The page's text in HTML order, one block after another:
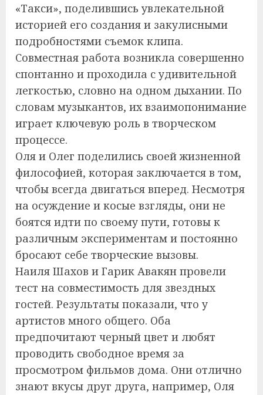
«Такси», поделившись увлекательной
историей его создания и закулисными
подробностями съемок клипа.
Совместная работа возникла совершенно
спонтанно и проходила с удивительной
легкостью, словно на одном дыхании. По
словам музыкантов, их взаимопонимание
играет ключевую роль в творческом
процессе.
Оля и Олег поделились своей жизненной
философией, которая заключается в том,
чтобы всегда двигаться вперед. Несмотря
на осуждение и косые взгляды, они не
боятся идти по своему пути, готовы к
различным экспериментам и постоянно
бросают себе творческие вызовы.
Наиля Шахов и Гарик Авакян провели
тест на совместимость для звездных
гостей. Результаты показали, что у
артистов много общего. Оба
предпочитают черный цвет и любят
проводить свободное время за
просмотром фильмов дома. Они отлично
знают вкусы друг друга, например, Оля